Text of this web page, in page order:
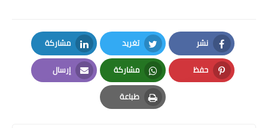
نشر
Facebook
تغريد
Twitter
مشاركة
LinkedIn
حفظ
Pinterest
مشاركة
Whatsapp
إرسال
Email
طباعة
Print